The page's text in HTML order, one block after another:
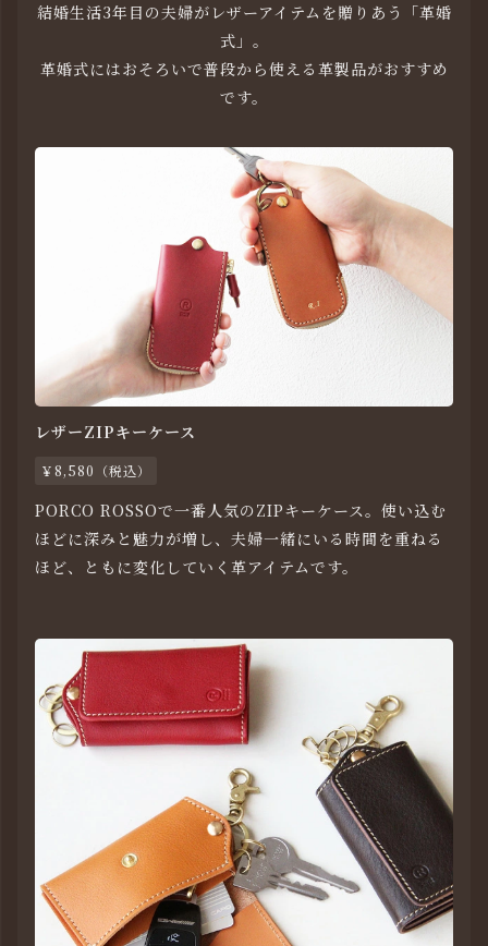
結婚生活3年目の夫婦がレザーアイテムを贈りあう「革婚
式」。
革婚式にはおそろいで普段から使える革製品がおすすめ
です。
レザーZIPキーケース
￥8,580（税込）
PORCO ROSSOで一番人気のZIPキーケース。使い込む
ほどに深みと魅力が増し、夫婦一緒にいる時間を重ねる
ほど、ともに変化していく革アイテムです。